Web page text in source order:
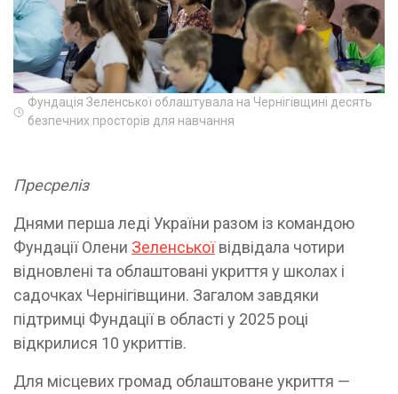
Фундація Зеленської облаштувала на Чернігівщині десять
безпечних просторів для навчання
Пресреліз
Днями перша леді України разом із командою
Фундації Олени Зеленськоївідвідала чотири
відновлені та облаштовані укриття у школах і
садочках Чернігівщини. Загалом завдяки
підтримці Фундації в області у 2025 році
відкрилися 10 укриттів.
Для місцевих громад облаштоване укриття —